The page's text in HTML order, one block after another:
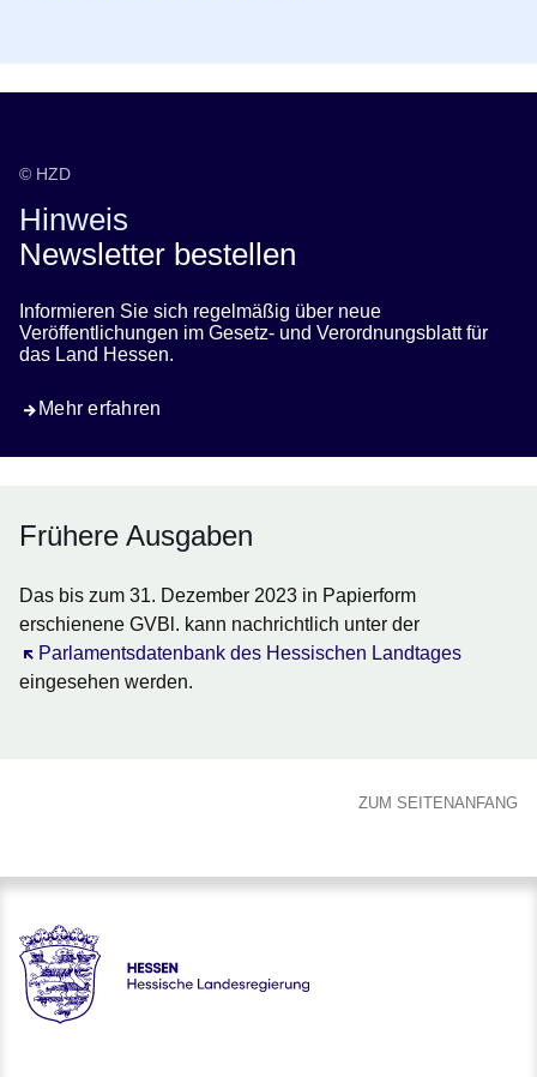
© HZD
Hinweis
Newsletter bestellen
Informieren Sie sich regelmäßig über neue
Veröffentlichungen im Gesetz- und Verordnungsblatt für
das Land Hessen.
Mehr erfahren
Frühere Ausgaben
Das bis zum 31. Dezember 2023 in Papierform
erschienene GVBl. kann nachrichtlich unter der
Parlamentsdatenbank des Hessischen Landtages
Öffnet sich in einem neuen Fenster
eingesehen werden.
ZUM SEITENANFANG
HESSEN - Hessische Landesregierung